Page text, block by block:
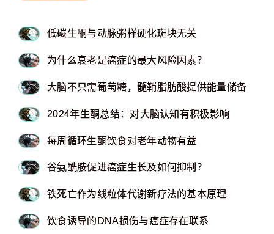
低碳生酮与动脉粥样硬化斑块无关
为什么衰老是癌症的最大风险因素？
大脑不只需葡萄糖，髓鞘脂肪酸提供能量储备
2024年生酮总结：对大脑认知有积极影响
每周循环生酮饮食对老年动物有益
谷氨酰胺促进癌症生长及如何抑制？
铁死亡作为线粒体代谢新疗法的基本原理
饮食诱导的DNA损伤与癌症存在联系